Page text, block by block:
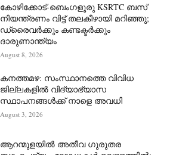
കോഴിക്കോട്-ബെംഗളൂരു KSRTC ബസ്
നിയന്ത്രണം വിട്ട് തലകീഴായി മറിഞ്ഞു;
ഡ്രെെവർക്കും കണ്ടക്ടർക്കും
ദാരുണാന്ത്യം
August 8, 2026
കനത്തമഴ: സംസ്ഥാനത്തെ വിവിധ
ജില്ലകളിൽ വിദ്യാഭ്യാസ
സ്ഥാപനങ്ങൾക്ക് നാളെ അവധി
August 3, 2026
ആറന്മുളയില്‍ അതീവ ഗുരുതര